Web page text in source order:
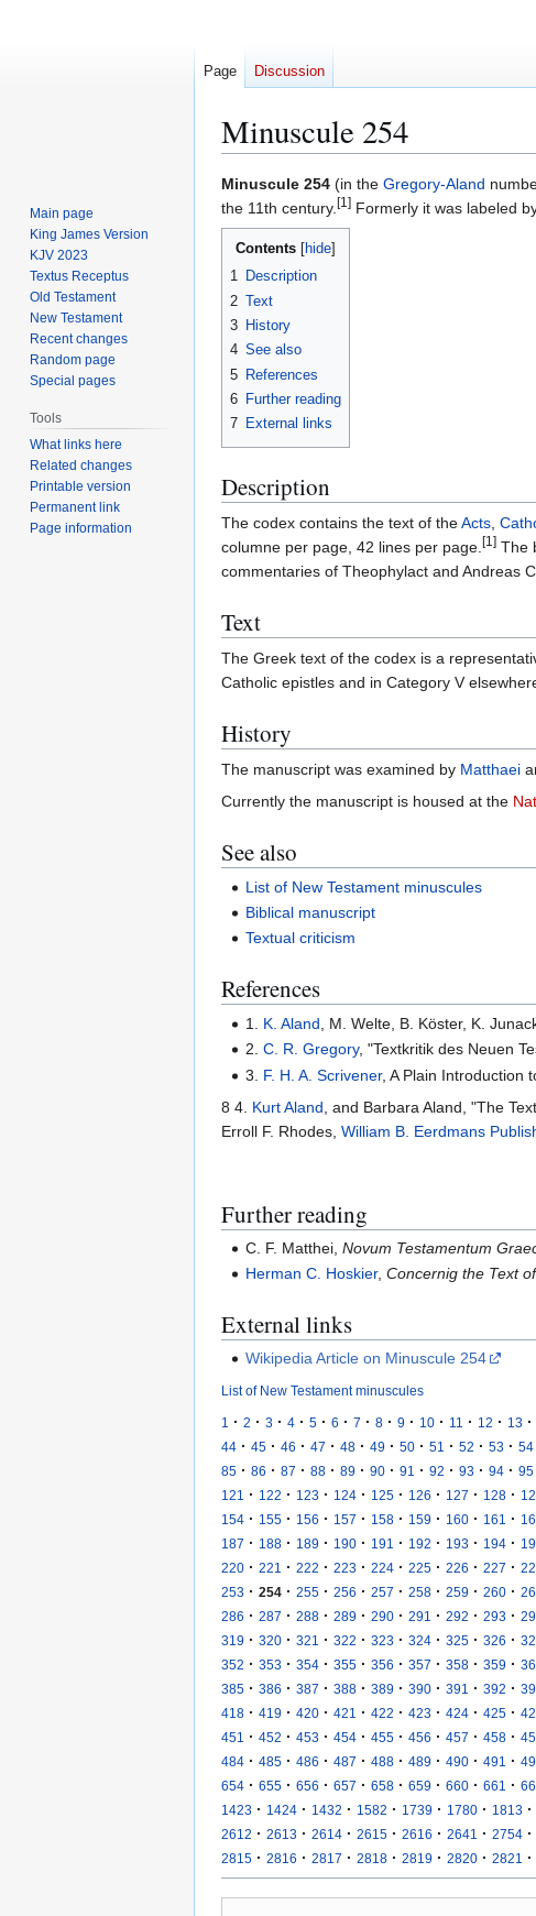
Minuscule 254
Jump
to
navigation
Jump
to
search
Minuscule 254 (in the Gregory-Aland
the 11th century. [1] Formerly it was labeled
Contents
1 Description
2 Text
3 History
4 See also
5 References
6 Further reading
7 External links
Description
The codex contains the text of theActs,
columne per page, 42 lines per page. [1] The
commentaries of Theophylact and Andreas
Text
The Greek text of the codex is a
Catholic epistles and in Category V
History
The manuscript was examined by Matthaei
Currently the manuscript is housed at the
See also
List of New Testament minuscules
Biblical manuscript
Textual criticism
References
1. K. Aland , M. Welte, B. Köster, K.
2.C. R. Gregory, "Textkritik des Neuen
3. F. H. A. Scrivener, A Plain Introduction
8 4. Kurt Aland , and Barbara Aland, "The
Erroll F. Rhodes, William B. Eerdmans
Further reading
C. F. Matthei,Novum Testamentum
Herman C. Hoskier,Concernig the Text
External links
Wikipedia Article on Minuscule 254
List of New Testament minuscules
1 · 2 · 3 · 4 · 5 · 6 · 7 · 8 · 9 · 10 · 11 · 12 · 13 ·
44 · 45 · 46 · 47 · 48 · 49 · 50 · 51 · 52 · 53 · 54
85 · 86 · 87 · 88 · 89 · 90 · 91 · 92 · 93 · 94 · 95
121 · 122 · 123 · 124 · 125 · 126 · 127 · 128 ·
154 · 155 · 156 · 157 · 158 · 159 · 160 · 161 ·
187 · 188 · 189 · 190 · 191 · 192 · 193 · 194 ·
220 · 221 · 222 · 223 · 224 · 225 · 226 · 227 ·
253 · 254 · 255 · 256 · 257 · 258 · 259 · 260 ·
286 · 287 · 288 · 289 · 290 · 291 · 292 · 293 ·
319 · 320 · 321 · 322 · 323 · 324 · 325 · 326 ·
352 · 353 · 354 · 355 · 356 · 357 · 358 · 359 ·
385 · 386 · 387 · 388 · 389 · 390 · 391 · 392 ·
418 · 419 · 420 · 421 · 422 · 423 · 424 · 425 ·
451 · 452 · 453 · 454 · 455 · 456 · 457 · 458 ·
484 · 485 · 486 · 487 · 488 · 489 · 490 · 491 ·
654 · 655 · 656 · 657 · 658 · 659 · 660 · 661 ·
1423 · 1424 · 1432 · 1582 · 1739 · 1780 · 1813 ·
2612 · 2613 · 2614 · 2615 · 2616 · 2641 · 2754 ·
2815 · 2816 · 2817 · 2818 · 2819 · 2820 · 2821 ·
Page Discussion
Main page
King James Version
KJV 2023
Textus Receptus
Old Testament
New Testament
Recent changes
Random page
Special pages
Tools
What links here
Related changes
Printable version
Permanent link
Page information